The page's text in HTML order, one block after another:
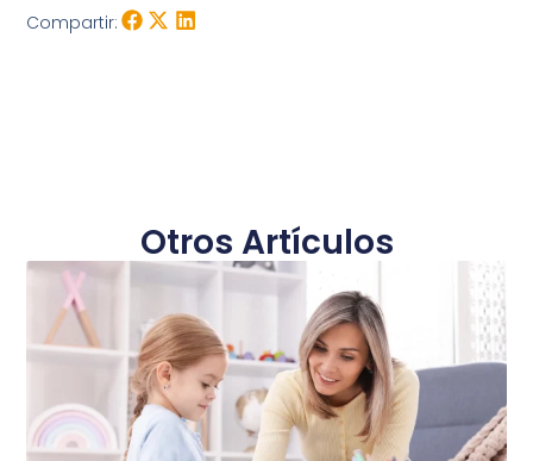
Compartir:
Otros Artículos